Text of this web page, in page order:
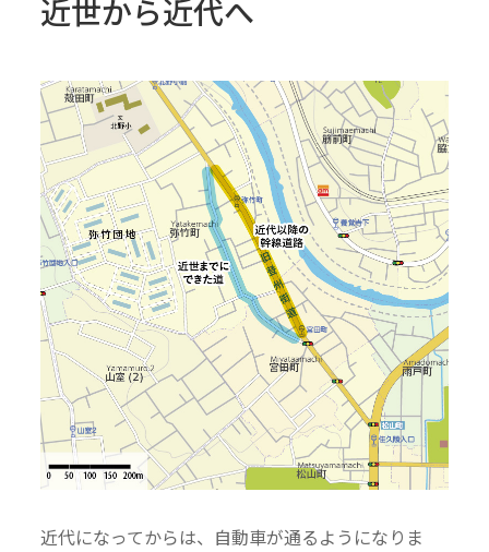
近世から近代へ
近代になってからは、自動車が通るようになりま